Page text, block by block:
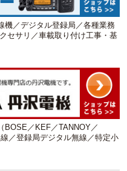
機／デジタル登録局／各種業務
セサリ／車載取り付け工事・基
BOSE／KEF／TANNOY／
／登録局デジタル無線／特定小